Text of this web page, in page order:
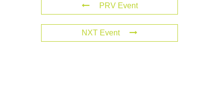
PRV Event
NXT Event